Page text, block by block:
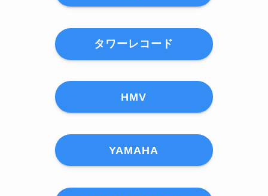
タワーレコード
HMV
YAMAHA